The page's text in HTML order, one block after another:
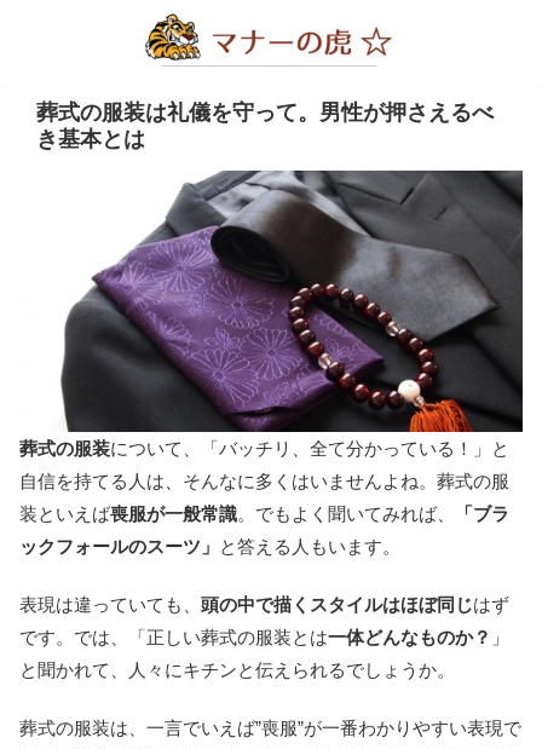
葬式の服装は礼儀を守って。男性が押さえるべ
き基本とは
葬式の服装について、「バッチリ、全て分かっている！」と
自信を持てる人は、そんなに多くはいませんよね。葬式の服
装といえば喪服が一般常識。でもよく聞いてみれば、
「ブラ
ックフォールのスーツ」 と答える人もいます。
表現は違っていても、 頭の中で描くスタイルはほぼ同じはず
です。では、「正しい葬式の服装とは一体どんなものか？ 」
と聞かれて、人々にキチンと伝えられるでしょうか。
葬式の服装は、一言でいえば”喪服”が一番わかりやすい表現で